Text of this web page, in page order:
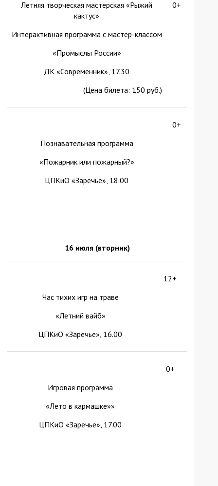
Летняя творческая мастерская «Рыжий
кактус»
Интерактивная программа с мастер-классом
«Промыслы России»
ДК «Современник», 17.30
(Цена билета: 150 руб.)
0+
Познавательная программа
«Пожарник или пожарный?»
ЦПКиО «Заречье», 18.00
0+
16 июля (вторник)
Час тихих игр на траве
«Летний вайб»
ЦПКиО «Заречье», 16.00
12+
Игровая программа
«Лето в кармашке»»
ЦПКиО «Заречье», 17.00
0+